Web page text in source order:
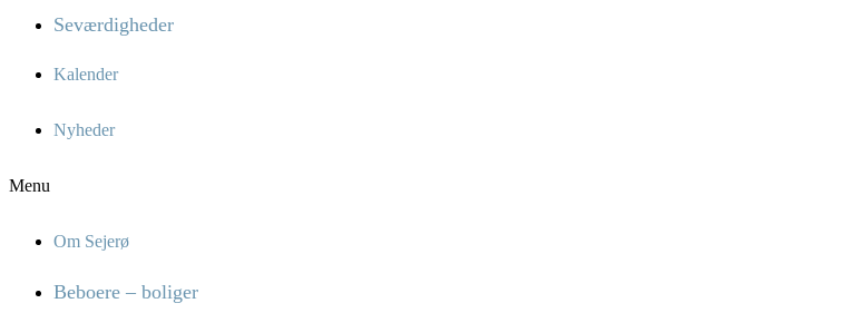
Seværdigheder
Kalender
Nyheder
Menu
Om Sejerø
Beboere – boliger